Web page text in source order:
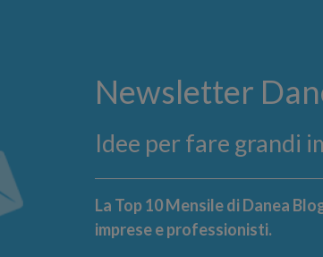
Newsletter
Idee per fare grandi
La Top 10 Mensile di Danea
imprese e professionisti.